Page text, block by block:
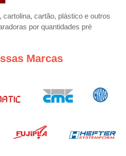
cartolina, cartão, plástico e outros
por quantidades pré
Marcas